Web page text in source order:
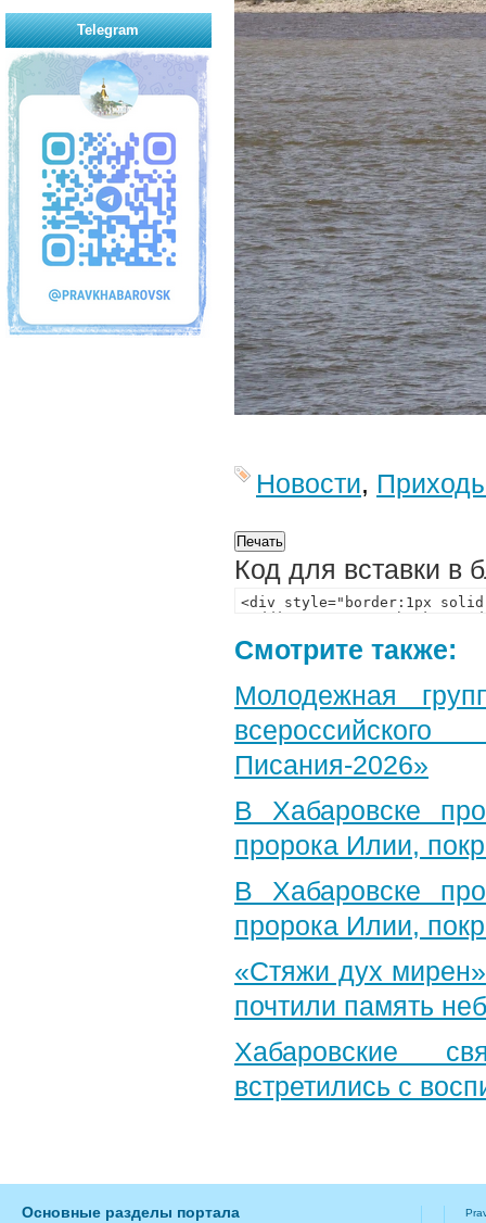
Новости,
Код для вставки в
Смотрите также:
Молодежная
Писания-2026»
В Хабаровске
пророка Илии,
В Хабаровске
пророка Илии,
«Стяжи дух
почтили память
Хабаровские
встретились с
Telegram
Основные разделы портала